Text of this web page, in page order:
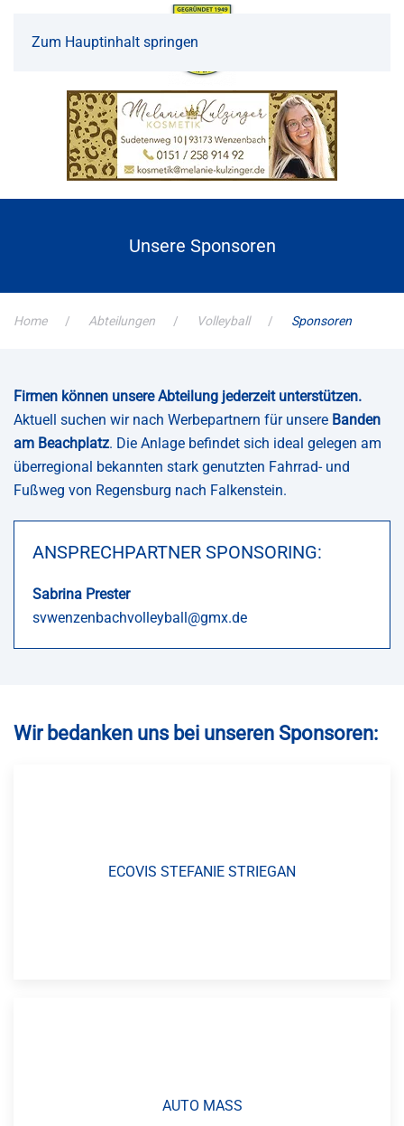
Zum Hauptinhalt springen
Unsere Sponsoren
Home Abteilungen Volleyball Sponsoren
Firmen können unsere Abteilung jederzeit unterstützen.
Aktuell suchen wir nach Werbepartnern für unsere Banden
am Beachplatz. Die Anlage befindet sich ideal gelegen am
überregional bekannten stark genutzten Fahrrad- und
Fußweg von Regensburg nach Falkenstein.
ANSPRECHPARTNER SPONSORING:
Sabrina Prester
svwenzenbachvolleyball@gmx.de
Wir bedanken uns bei unseren Sponsoren:
ECOVIS STEFANIE STRIEGAN
AUTO MASS